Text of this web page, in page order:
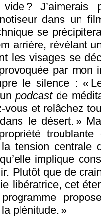
?
dans un
se
arrière, révélant
les visages se
par mon
le silence : «
unpodcast de
vous et relâchez
le désert. »
la tension
implique
Plutôt que de
libératrice, cet
plénitude. »